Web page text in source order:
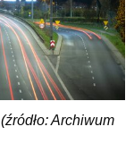
Archiwum